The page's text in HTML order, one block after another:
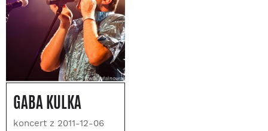
GABA KULKA
koncert z 2011-12-06